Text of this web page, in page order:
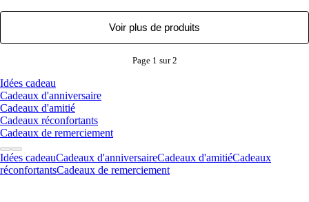
Voir plus de produits
Page 1 sur 2
Idées cadeau
Cadeaux d'anniversaire
Cadeaux d'amitié
Cadeaux réconfortants
Cadeaux de remerciement
Idées cadeauCadeaux d'anniversaireCadeaux d'amitiéCadeaux
réconfortantsCadeaux de remerciement